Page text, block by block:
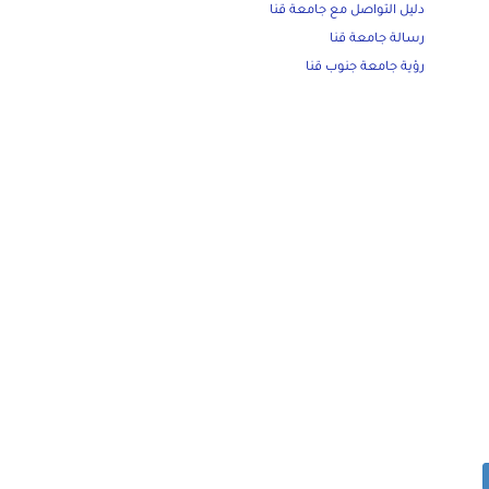
دليل التواصل مع جامعة قنا
رسالة جامعة قنا
رؤية جامعة جنوب قنا